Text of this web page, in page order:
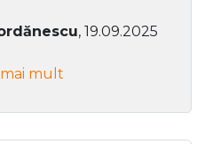
, 19.09.2025
mult